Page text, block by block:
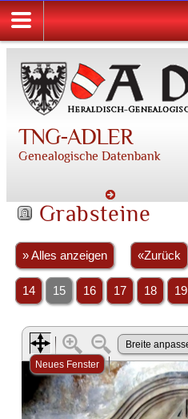
TNG-ADLER
Genealogische Datenbank
Grabsteine
» Alles anzeigen «Zurück
14 15 16 17 18 19